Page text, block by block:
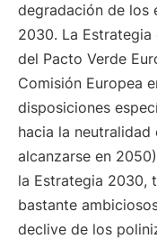
degradación de los
2030. La Estrategia
del Pacto Verde
Comisión Europea
disposiciones
hacia la
alcanzarse en
la Estrategia 2030,
bastante
declive de los